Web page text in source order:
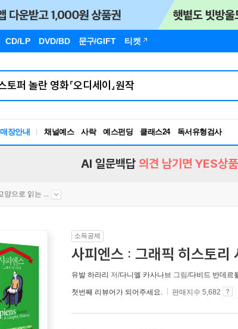
CD/LP DVD/BD 문구/GIFT 티켓
매장안내 채널예스 사락 예스펀딩 클래스24
RBTI Lab
독서유형검사
AI 일문백답 의견 남기면 YES상
양으로 읽는 ...
소득공제
사피엔스 : 그래픽 히스토리
유발 하라리 저/다니엘 카사나브 그림/다비드 반데르
첫번째 리뷰어가 되어주세요. 판매지수 5,682